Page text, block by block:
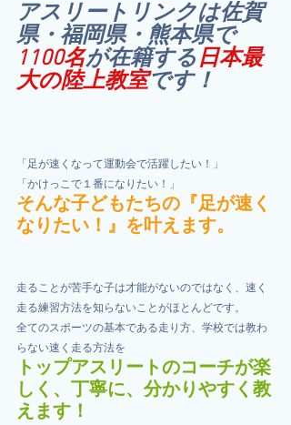
アスリートリンクは佐賀
県・福岡県・熊本県で
1100名が在籍する日本最
大の陸上教室です！
「足が速くなって運動会で活躍したい！」
「かけっこで１番になりたい！」
そんな子どもたちの『足が速く
なりたい！』を叶えます。
走ることが苦手な子は才能がないのではなく、速く
走る練習方法を知らないことがほとんどです。
全てのスポーツの基本である走り方、学校では教わ
らない速く走る方法を
トップアスリートのコーチが楽
しく、丁寧に、分かりやすく教
えます！